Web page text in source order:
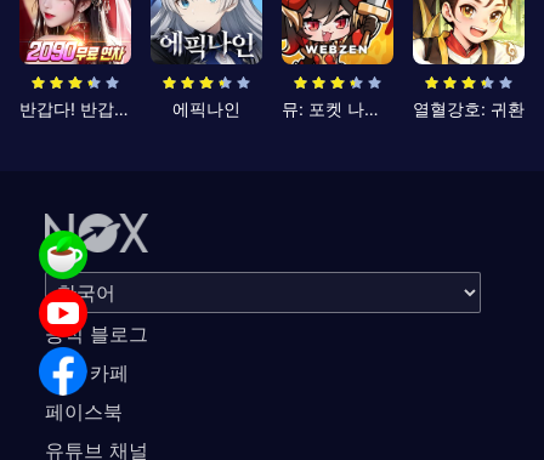
반갑다! 반갑삼국지 에픽나인 뮤: 포켓 나이츠 열혈강호: 귀환
공식 블로그
공식 카페
페이스북
유튜브 채널